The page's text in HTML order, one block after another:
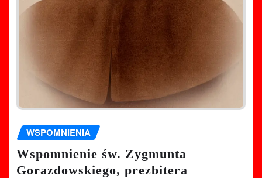
WSPOMNIENIA
Wspomnienie św. Zygmunta
Gorazdowskiego, prezbitera